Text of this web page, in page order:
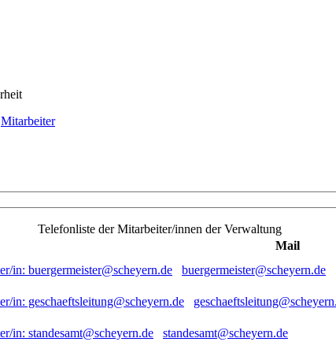
Mitarbeiter
Telefonliste der Mitarbeiter/innen der Verwaltung
Mail
buergermeister@scheyern.de
standesamt@scheyern.de